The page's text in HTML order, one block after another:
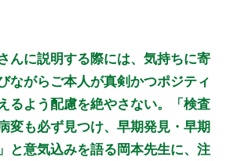
の詳細を見る
公式HPはこちら
初診・再診受付
んに説明する際には、気持ちに寄
ながらご本人が真剣かつポジティ
るよう配慮を絶やさない。「検査
変も必ず見つけ、早期発見・早期
と意気込みを語る岡本先生に、注